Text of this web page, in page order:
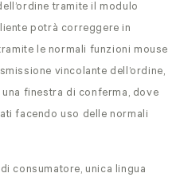
tramite il modulo
potrà correggere in
le normali funzioni mouse
vincolante dell’ordine,
finestra di conferma, dove
facendo uso delle normali
consumatore, unica lingua